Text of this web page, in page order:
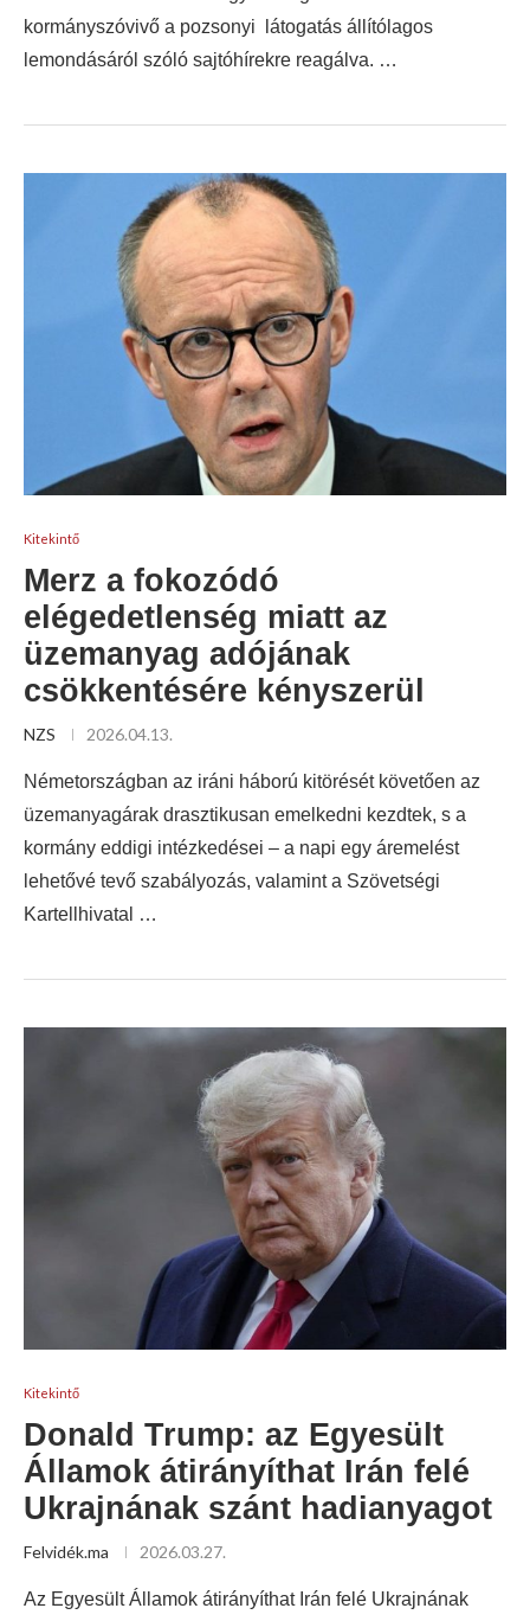
kormányszóvivő a pozsonyi látogatás állítólagos
lemondásáról szóló sajtóhírekre reagálva. …
Kitekintő
Merz a fokozódó
elégedetlenség miatt az
üzemanyag adójának
csökkentésére kényszerül
NZS 2026.04.13.
Németországban az iráni háború kitörését követően az
üzemanyagárak drasztikusan emelkedni kezdtek, s a
kormány eddigi intézkedései – a napi egy áremelést
lehetővé tevő szabályozás, valamint a Szövetségi
Kartellhivatal …
Kitekintő
Donald Trump: az Egyesült
Államok átirányíthat Irán felé
Ukrajnának szánt hadianyagot
Felvidék.ma 2026.03.27.
Az Egyesült Államok átirányíthat Irán felé Ukrajnának